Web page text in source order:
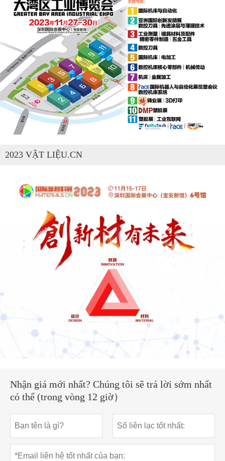
2023 VẬT LIỆU.CN
Nhận giá mới nhất? Chúng tôi sẽ trả lời sớm nhất
có thể (trong vòng 12 giờ）